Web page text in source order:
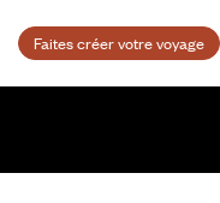
Faites créer votre voyage